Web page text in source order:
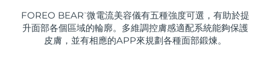
FOREO BEAR ™ 微電流美容儀有五種強度可選，有助於提
升面部各個區域的輪廓。多維調控膚感適配系統能夠保護
皮膚，並有相應的APP來規劃各種面部鍛煉。